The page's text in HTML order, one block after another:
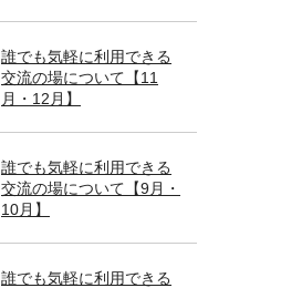
誰でも気軽に利用できる
交流の場について【11
月・12月】
誰でも気軽に利用できる
交流の場について【9月・
10月】
誰でも気軽に利用できる